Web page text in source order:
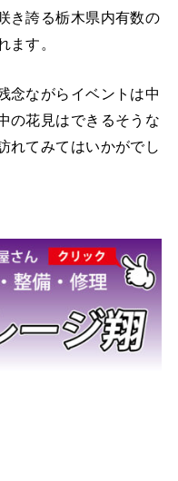
き誇る栃木県内有数の
ます。
念ながらイベントは中
の花見はできるそうな
れてみてはいかがでし